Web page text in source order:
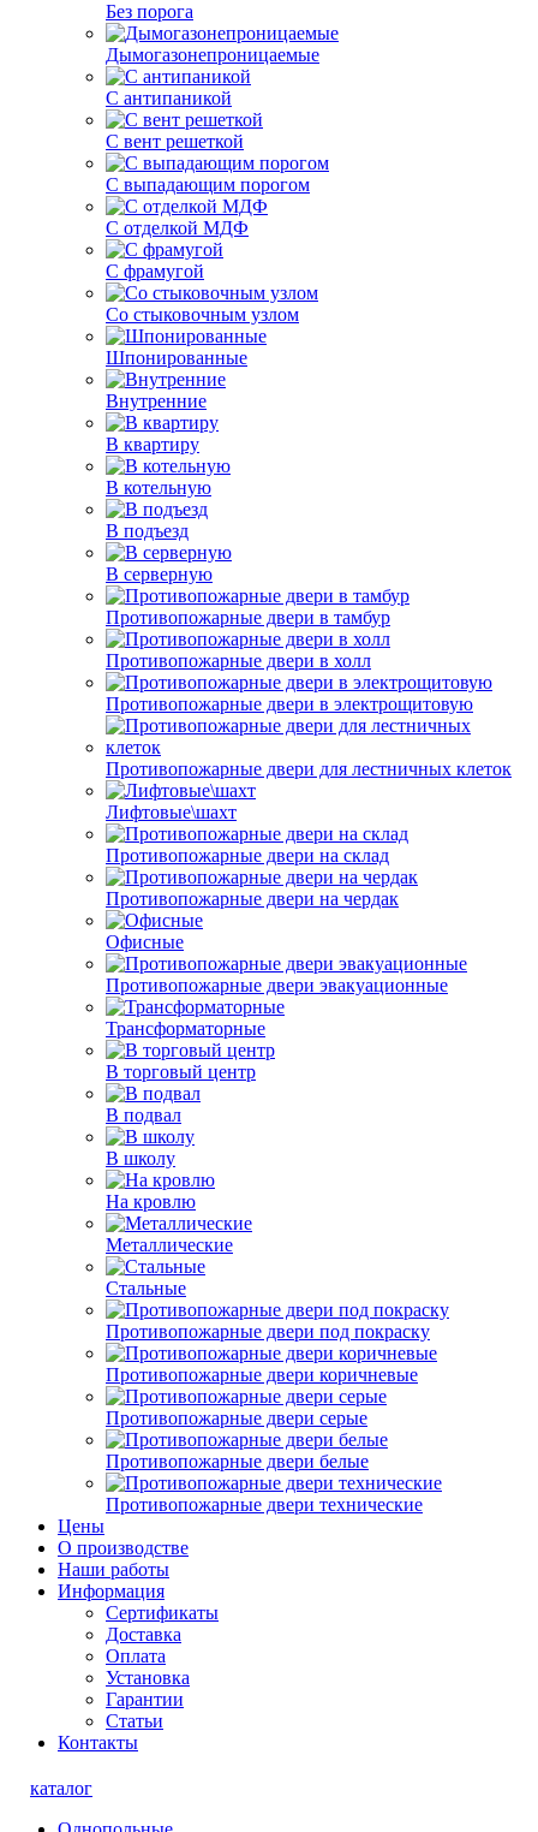
Без порога
Дымогазонепроницаемые
С антипаникой
С вент решеткой
С выпадающим порогом
С отделкой МДФ
С фрамугой
Со стыковочным узлом
Шпонированные
Внутренние
В квартиру
В котельную
В подъезд
В серверную
Противопожарные двери в тамбур
Противопожарные двери в холл
Противопожарные двери в электрощитовую
Противопожарные двери для лестничных клеток
Лифтовые\шахт
Противопожарные двери на склад
Противопожарные двери на чердак
Офисные
Противопожарные двери эвакуационные
Трансформаторные
В торговый центр
В подвал
В школу
На кровлю
Металлические
Стальные
Противопожарные двери под покраску
Противопожарные двери коричневые
Противопожарные двери серые
Противопожарные двери белые
Противопожарные двери технические
Цены
О производстве
Наши работы
Информация
Сертификаты
Доставка
Оплата
Установка
Гарантии
Статьи
Контакты
каталог